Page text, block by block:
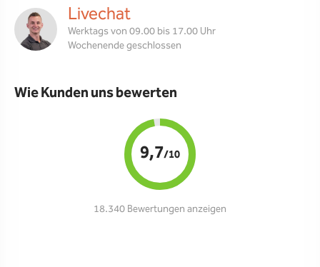
Livechat
Werktags von 09.00 bis 17.00 Uhr
Wochenende geschlossen
Wie Kunden uns bewerten
9,7/10
18.340 Bewertungen anzeigen